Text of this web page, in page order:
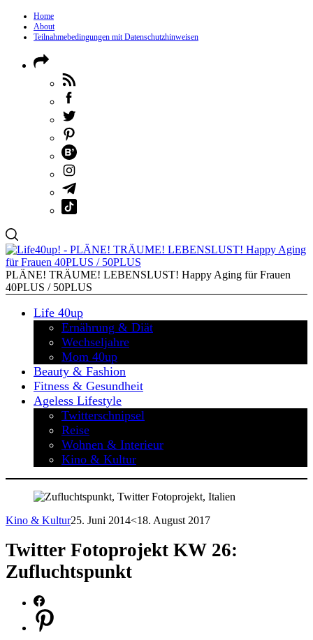
Home
About
Teilnahmebedingungen mit Datenschutzhinweisen
PLÄNE! TRÄUME! LEBENSLUST! Happy Aging für Frauen
40PLUS / 50PLUS
Life 40up
Ernährung & Diät
Wechseljahre
Mom 40up
Beauty & Fashion
Fitness & Gesundheit
Ageless Lifestyle
Twitterschnipsel
Reise
Wohnen & Interieur
Kino & Kultur
Kino & Kultur25. Juni 2014<18. August 2017
Twitter Fotoprojekt KW 26:
Zufluchtspunkt